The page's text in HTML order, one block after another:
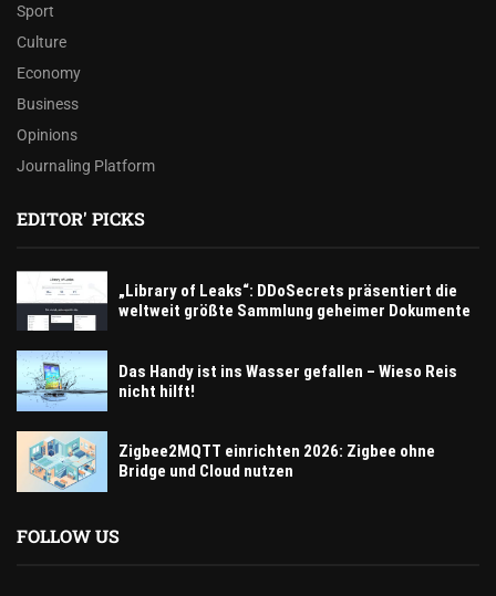
Sport
Culture
Economy
Business
Opinions
Journaling Platform
EDITOR' PICKS
„Library of Leaks“: DDoSecrets präsentiert die
weltweit größte Sammlung geheimer Dokumente
Das Handy ist ins Wasser gefallen – Wieso Reis
nicht hilft!
Zigbee2MQTT einrichten 2026: Zigbee ohne
Bridge und Cloud nutzen
FOLLOW US